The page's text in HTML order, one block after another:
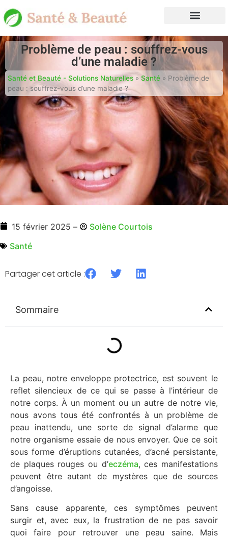
Problème de peau : souffrez-vous
d’une maladie ?
Santé et Beauté - Solutions Naturelles » Santé » Problème de
peau : souffrez-vous d’une maladie ?
15 février 2025 –
Solène Courtois
Santé
Partager cet article :
Sommaire
La peau, notre enveloppe protectrice, est souvent le
reflet silencieux de ce qui se passe à l’intérieur de
notre corps. À un moment ou un autre de notre vie,
nous avons tous été confrontés à un problème de
peau inattendu, une sorte de signal d’alarme que
notre organisme essaie de nous envoyer. Que ce soit
sous forme d’éruptions cutanées, d’acné persistante,
de plaques rouges ou d’eczéma, ces manifestations
peuvent être autant de mystères que de sources
d’angoisse.
Sans cause apparente, ces symptômes peuvent
surgir et, avec eux, la frustration de ne pas savoir
quoi faire pour retrouver une peau saine. Mais